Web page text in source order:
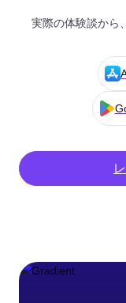
実際の体験談から